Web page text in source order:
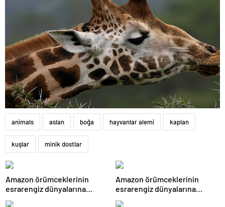
animals aslan boğa hayvanlar alemi kaplan
kuşlar minik dostlar
Amazon örümceklerinin
esrarengiz dünyalarına
Amazon örümceklerinin
esrarengiz dünyalarına